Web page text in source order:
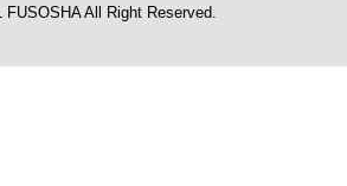
FUSOSHA All Right Reserved.